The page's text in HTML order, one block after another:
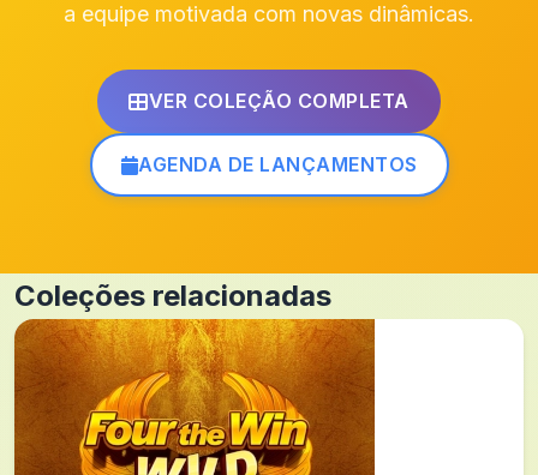
a equipe motivada com novas dinâmicas.
VER COLEÇÃO COMPLETA
AGENDA DE LANÇAMENTOS
Coleções relacionadas